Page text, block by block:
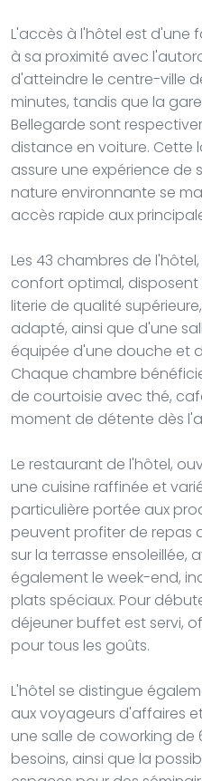
L'accès à l'hôtel est d'une
à sa proximité avec
d'atteindre le centre-ville
minutes, tandis que la
Bellegarde sont
distance en voiture. Cette
assure une expérience de
nature environnante se
accès rapide aux
Les 43 chambres de
confort optimal,
literie de qualité
adapté, ainsi que d'une
équipée d'une douche et
Chaque chambre
de courtoisie avec thé,
moment de détente dès
Le restaurant de l'hôtel,
une cuisine raffinée et
particulière portée aux
peuvent profiter de repas
sur la terrasse
également le week-end,
plats spéciaux. Pour
déjeuner buffet est servi,
pour tous les goûts.
L'hôtel se distingue
aux voyageurs d'affaires
une salle de coworking de
besoins, ainsi que la